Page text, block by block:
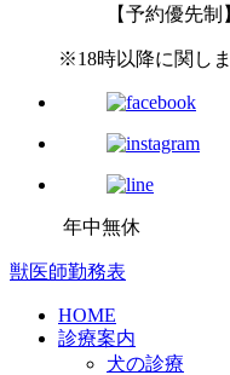
【予約優先制
※18時以降に関し
年中無休
獣医師勤務表
HOME
診療案内
犬の診療